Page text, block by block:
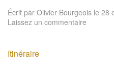
Écrit par Olivier Bourgeois le 28
Laissez un commentaire
Itinéraire